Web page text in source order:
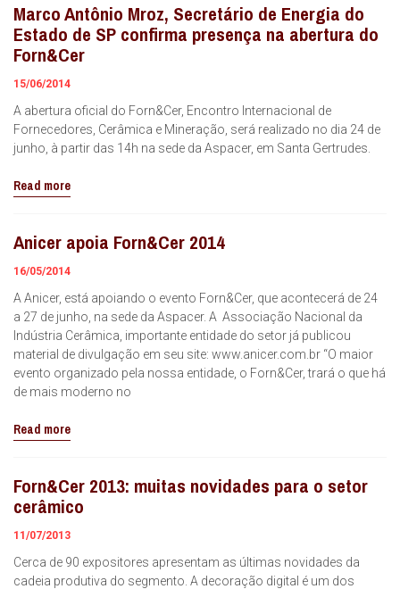
Marco Antônio Mroz, Secretário de Energia do
Estado de SP confirma presença na abertura do
Forn&Cer
15/06/2014
A abertura oficial do Forn&Cer, Encontro Internacional de
Fornecedores, Cerâmica e Mineração, será realizado no dia 24 de
junho, à partir das 14h na sede da Aspacer, em Santa Gertrudes.
Read more
Anicer apoia Forn&Cer 2014
16/05/2014
A Anicer, está apoiando o evento Forn&Cer, que acontecerá de 24
a 27 de junho, na sede da Aspacer. A Associação Nacional da
Indústria Cerâmica, importante entidade do setor já publicou
material de divulgação em seu site: www.anicer.com.br “O maior
evento organizado pela nossa entidade, o Forn&Cer, trará o que há
de mais moderno no
Read more
Forn&Cer 2013: muitas novidades para o setor
cerâmico
11/07/2013
Cerca de 90 expositores apresentam as últimas novidades da
cadeia produtiva do segmento. A decoração digital é um dos